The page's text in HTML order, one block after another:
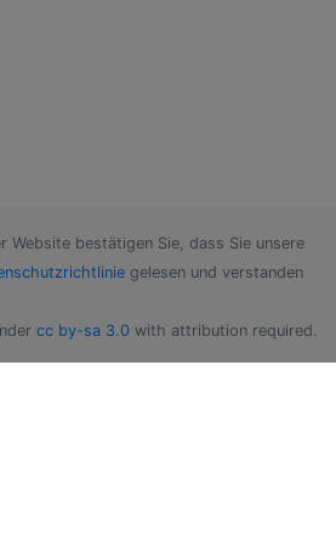
Website bestätigen Sie, dass Sie unsere
gelesen und verstanden
cc by-sa 3.0 with attribution required.